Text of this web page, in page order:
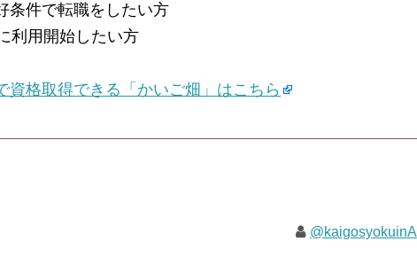
条件で転職をしたい方
利用開始したい方
資格取得できる「かいご畑」はこちら
@kaigosyokuinA